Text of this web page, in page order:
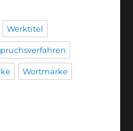
Werktitel
Wortmarke